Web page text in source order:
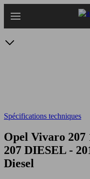
au
Spécifications techniques
Opel Vivaro
207 DIESEL -
Diesel